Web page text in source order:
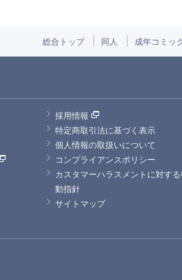
総合トップ 同人 成年コミッ
採用情報
特定商取引法に基づく表示
個人情報の取扱いについて
コンプライアンスポリシー
カスタマーハラスメントに対す
動指針
サイトマップ